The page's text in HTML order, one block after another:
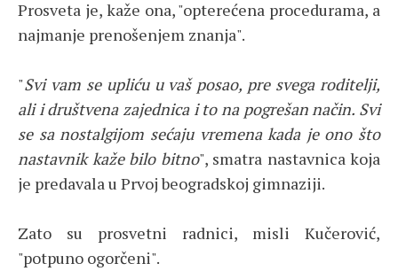
Prosveta je, kaže ona, "opterećena procedurama, a
najmanje prenošenjem znanja".
"Svi vam se upliću u vaš posao, pre svega roditelji,
ali i društvena zajednica i to na pogrešan način. Svi
se sa nostalgijom sećaju vremena kada je ono što
nastavnik kaže bilo bitno", smatra nastavnica koja
je predavala u Prvoj beogradskoj gimnaziji.
Zato su prosvetni radnici, misli Kučerović,
"potpuno ogorčeni".